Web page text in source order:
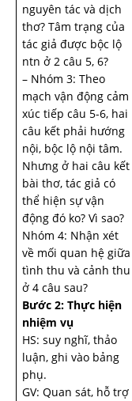
nguyên tác và dịch
thơ? Tâm trạng của
tác giả được bộc lộ
ntn ở 2 câu 5, 6?
– Nhóm 3: Theo
mạch vận động cảm
xúc tiếp câu 5-6, hai
câu kết phải hướng
nội, bộc lộ nội tâm.
Nhưng ở hai câu kết
bài thơ, tác giả có
thể hiện sự vận
động đó ko? Vì sao?
Nhóm 4: Nhận xét
về mối quan hệ giữa
tình thu và cảnh thu
ở 4 câu sau?
Bước 2: Thực hiện
nhiệm vụ
HS: suy nghĩ, thảo
luận, ghi vào bảng
phụ.
GV: Quan sát, hỗ trợ